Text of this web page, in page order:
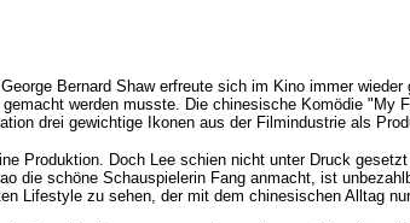
Bernard Shaw erfreute sich im Kino immer
werden musste. Die chinesische Komödie
drei gewichtige Ikonen aus der Filmindustrie als
Produktion. Doch Lee schien nicht unter Druck
die schöne Schauspielerin Fang anmacht, ist
Lifestyle zu sehen, der mit dem chinesischen Alltag